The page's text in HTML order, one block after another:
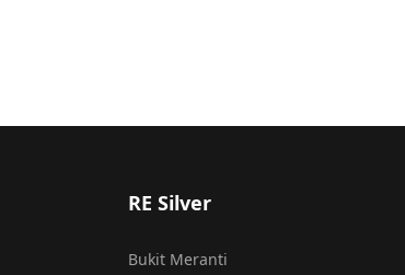
RE Silver
Bukit Meranti